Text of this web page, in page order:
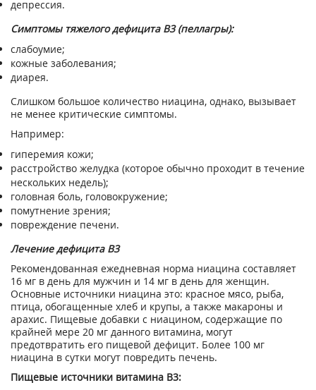
депрессия.
Симптомы тяжелого дефицита В3 (пеллагры):
слабоумие;
кожные заболевания;
диарея.
Слишком большое количество ниацина, однако, вызывает
не менее критические симптомы.
Например:
гиперемия кожи;
расстройство желудка (которое обычно проходит в течение
нескольких недель);
головная боль, головокружение;
помутнение зрения;
повреждение печени.
Лечение дефицита В3
Рекомендованная ежедневная норма ниацина составляет
16 мг в день для мужчин и 14 мг в день для женщин.
Основные источники ниацина это: красное мясо, рыба,
птица, обогащенные хлеб и крупы, а также макароны и
арахис. Пищевые добавки с ниацином, содержащие по
крайней мере 20 мг данного витамина, могут
предотвратить его пищевой дефицит. Более 100 мг
ниацина в сутки могут повредить печень.
Пищевые источники витамина В3: